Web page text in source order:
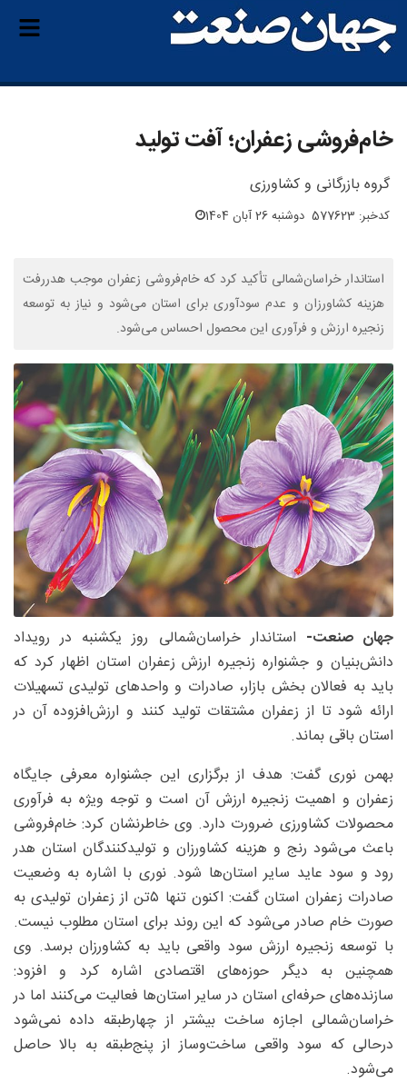
خام‌فروشی زعفران؛ آفت تولید
گروه بازرگانی و کشاورزی
کدخبر: 577623 دوشنبه 26 آبان 1404
استاندار خراسان‌شمالی تأکید کرد که خام‌فروشی زعفران موجب هدررفت
هزینه کشاورزان و عدم سودآوری برای استان می‌شود و نیاز به توسعه
زنجیره ارزش و فرآوری این محصول احساس می‌شود.
جهان صنعت- استاندار خراسان‌شمالی روز یکشنبه در رویداد
دانش‌بنیان و جشنواره زنجیره ارزش زعفران استان اظهار کرد که
باید به فعالان بخش بازار، صادرات و واحدهای تولیدی تسهیلات
ارائه شود تا از زعفران مشتقات تولید کنند و ارزش‌افزوده آن در
استان باقی بماند.
بهمن نوری گفت: هدف از برگزاری این جشنواره معرفی جایگاه
زعفران و اهمیت زنجیره ارزش آن است و توجه ویژه به فرآوری
محصولات کشاورزی ضرورت دارد. وی خاطرنشان کرد: خام‌فروشی
باعث می‌شود رنج و هزینه کشاورزان و تولیدکنندگان استان هدر
رود و سود عاید سایر استان‌ها شود. نوری با اشاره به وضعیت
صادرات زعفران استان گفت: اکنون تنها ۵‌تن از زعفران تولیدی به
صورت خام صادر می‌شود که این روند برای استان مطلوب نیست.
با توسعه زنجیره ارزش سود واقعی باید به کشاورزان برسد. وی
همچنین به دیگر حوزه‌های اقتصادی اشاره کرد و افزود:
سازنده‌های حرفه‌ای استان در سایر استان‌ها فعالیت می‌کنند اما در
خراسان‌شمالی اجازه ساخت بیشتر از چهارطبقه داده نمی‌شود
درحالی که سود واقعی ساخت‌وساز از پنج‌طبقه به بالا حاصل
می‌شود.